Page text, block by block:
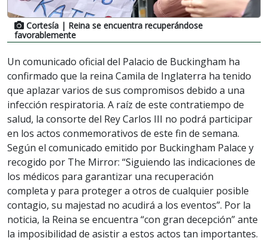
Cortesía | Reina se encuentra recuperándose
favorablemente
Un comunicado oficial del Palacio de Buckingham ha
confirmado que la reina Camila de Inglaterra ha tenido
que aplazar varios de sus compromisos debido a una
infección respiratoria. A raíz de este contratiempo de
salud, la consorte del Rey Carlos III no podrá participar
en los actos conmemorativos de este fin de semana.
Según el comunicado emitido por Buckingham Palace y
recogido por The Mirror: “Siguiendo las indicaciones de
los médicos para garantizar una recuperación
completa y para proteger a otros de cualquier posible
contagio, su majestad no acudirá a los eventos”. Por la
noticia, la Reina se encuentra “con gran decepción” ante
la imposibilidad de asistir a estos actos tan importantes.